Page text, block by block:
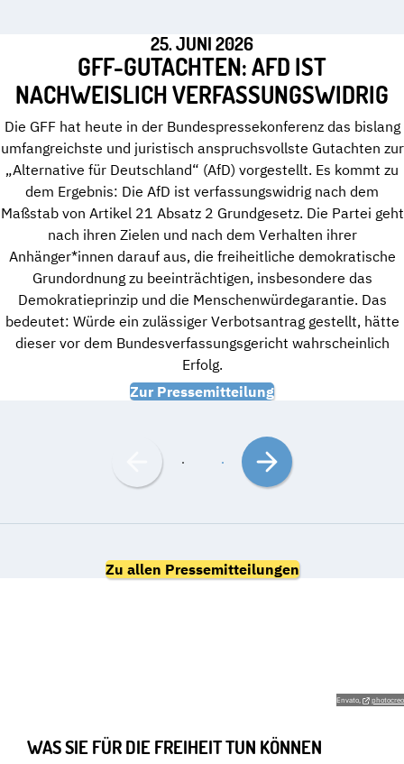
25. JUNI 2026
GFF-GUTACHTEN: AFD IST
NACHWEISLICH VERFASSUNGSWIDRIG
Die GFF hat heute in der Bundespressekonferenz das bislang
umfangreichste und juristisch anspruchsvollste Gutachten zur
„Alternative für Deutschland“ (AfD) vorgestellt. Es kommt zu
dem Ergebnis: Die AfD ist verfassungswidrig nach dem
Maßstab von Artikel 21 Absatz 2 Grundgesetz. Die Partei geht
nach ihren Zielen und nach dem Verhalten ihrer
Anhänger*innen darauf aus, die freiheitliche demokratische
Grundordnung zu beeinträchtigen, insbesondere das
Demokratieprinzip und die Menschenwürdegarantie. Das
bedeutet: Würde ein zulässiger Verbotsantrag gestellt, hätte
dieser vor dem Bundesverfassungsgericht wahrscheinlich
Erfolg.
Zur Pressemitteilung
Nach
links
Nach
rechts
Zu allen Pressemitteilungen
Envato, photocreo
WAS SIE FÜR DIE FREIHEIT TUN KÖNNEN